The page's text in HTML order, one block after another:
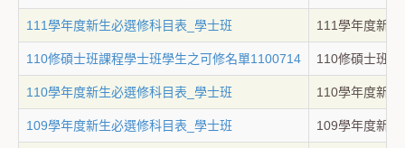
111學年度新生必選修科目表_學士班 111學年度新
110修碩士班課程學士班學生之可修名單1100714 110修碩士班
110學年度新生必選修科目表_學士班 110學年度新
109學年度新生必選修科目表_學士班 109學年度新